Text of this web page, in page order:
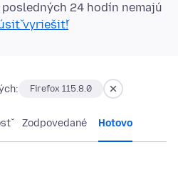
24 hodín nemajú
vyriešiť!
Firefox 115.8.0
Zodpovedané Hotovo